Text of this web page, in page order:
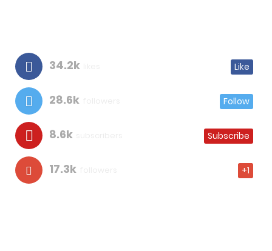
34.2k Like
28.6k Follow
8.6k Subscribe
17.3k +1